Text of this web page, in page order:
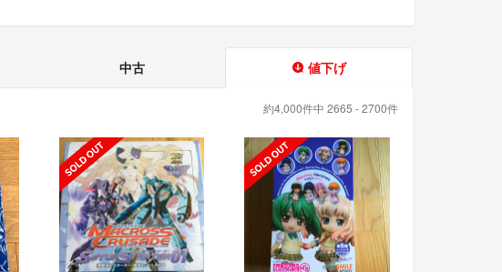
中古 値下げ
約4,000件中 2665 - 2700件